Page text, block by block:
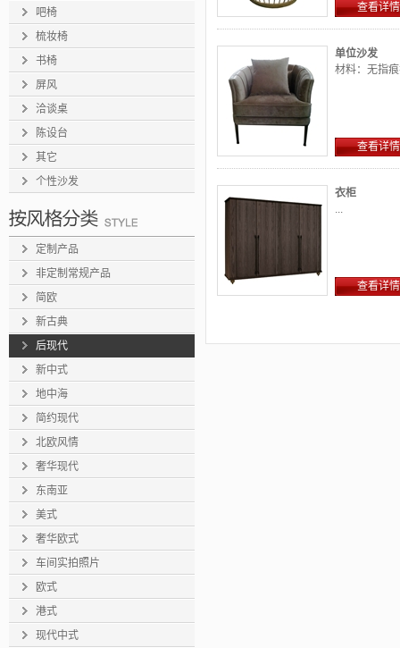
吧椅
梳妆椅
书椅
屏风
洽谈桌
陈设台
其它
个性沙发
定制产品
非定制常规产品
简欧
新古典
后现代
新中式
地中海
简约现代
北欧风情
奢华现代
东南亚
美式
奢华欧式
车间实拍照片
欧式
港式
现代中式
查看详情
单位沙发
材料：无指
查看详情
衣柜
...
查看详情